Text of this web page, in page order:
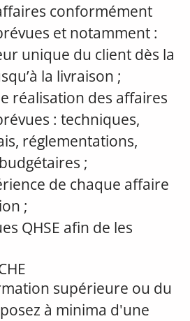
conformément
et notamment :
unique du client dès la
la livraison ;
réalisation des affaires
: techniques,
réglementations,
;
de chaque affaire
;
QHSE afin de les
supérieure ou du
à minima d'une